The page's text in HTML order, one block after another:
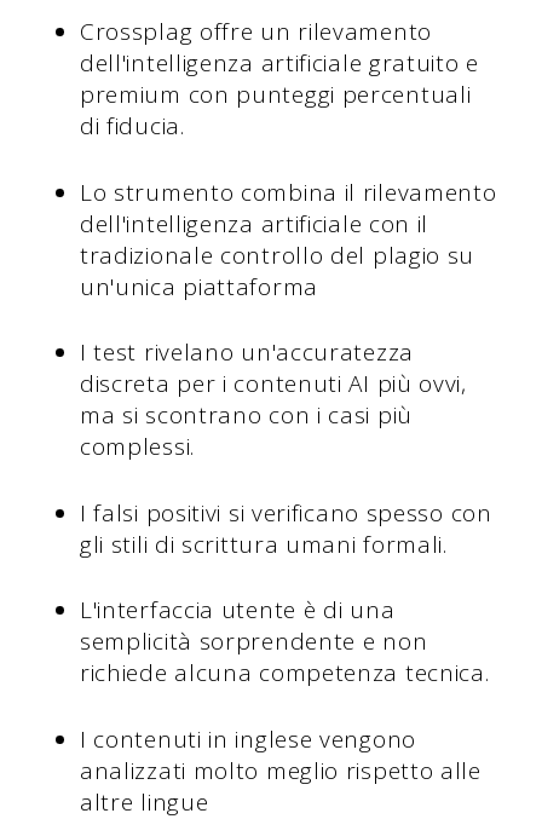
Crossplag offre un rilevamento
dell'intelligenza artificiale gratuito e
premium con punteggi percentuali
di fiducia.
Lo strumento combina il rilevamento
dell'intelligenza artificiale con il
tradizionale controllo del plagio su
un'unica piattaforma
I test rivelano un'accuratezza
discreta per i contenuti AI più ovvi,
ma si scontrano con i casi più
complessi.
I falsi positivi si verificano spesso con
gli stili di scrittura umani formali.
L'interfaccia utente è di una
semplicità sorprendente e non
richiede alcuna competenza tecnica.
I contenuti in inglese vengono
analizzati molto meglio rispetto alle
altre lingue